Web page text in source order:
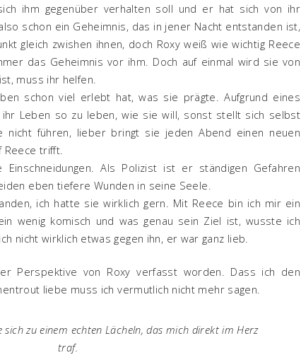
ihm gegenüber verhalten soll und er hat sich von ihr
schon ein Geheimnis, das in jener Nacht entstanden ist,
gleich zwishen ihnen, doch Roxy weiß wie wichtig Reece
das Geheimnis vor ihm. Doch auf einmal wird sie von
muss ihr helfen.
schon viel erlebt hat, was sie prägte. Aufgrund eines
Leben so zu leben, wie sie will, sonst stellt sich selbst
nicht führen, lieber bringt sie jeden Abend einen neuen
Reece trifft.
Als Polizist ist er ständigen Gefahren
eben tiefere Wunden in seine Seele.
ich hatte sie wirklich gern. Mit Reece bin ich mir ein
wenig komisch und was genau sein Ziel ist, wusste ich
nicht wirklich etwas gegen ihn, er war ganz lieb.
Perspektive von Roxy verfasst worden. Dass ich den
liebe muss ich vermutlich nicht mehr sagen.
sich zu einem echten Lächeln, das mich direkt im Herz
traf.